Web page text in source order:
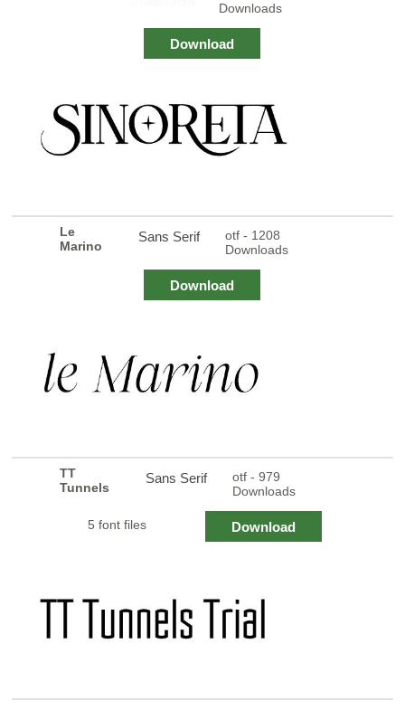
Downloads
Download
Le
Marino
Sans Serif
otf - 1208
Downloads
Download
TT
Tunnels
Sans Serif
otf - 979
Downloads
5 font files Download